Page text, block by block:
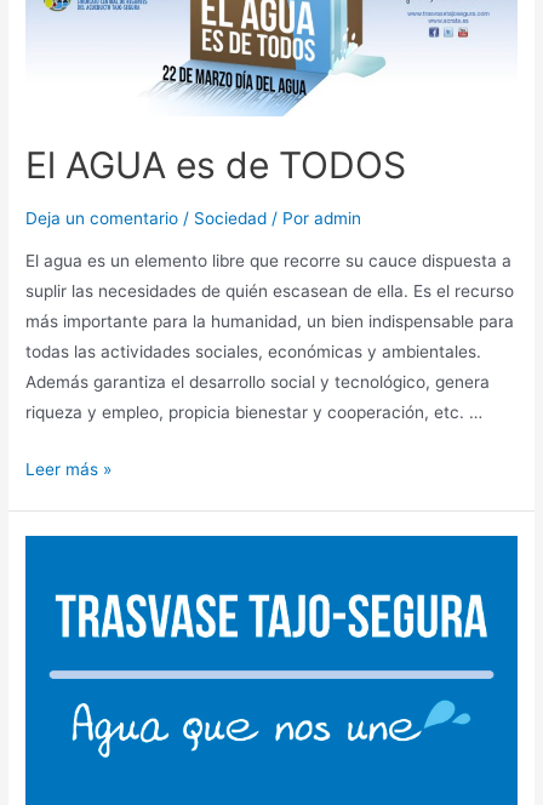
El AGUA es de TODOS
Deja un comentario / Sociedad / Poradmin
El agua es un elemento libre que recorre su cauce dispuesta a
suplir las necesidades de quién escasean de ella. Es el recurso
más importante para la humanidad, un bien indispensable para
todas las actividades sociales, económicas y ambientales.
Además garantiza el desarrollo social y tecnológico, genera
riqueza y empleo, propicia bienestar y cooperación, etc. …
Leer más »